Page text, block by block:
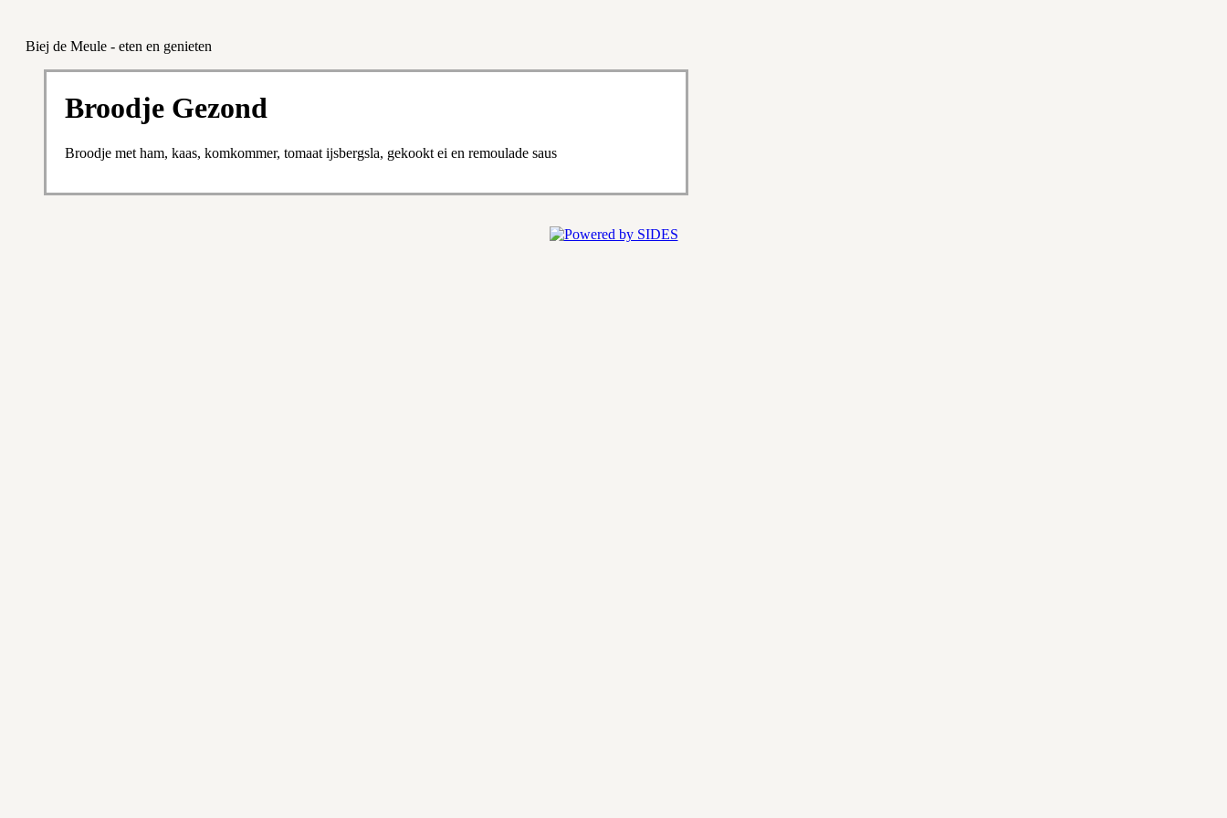
Biej de Meule - eten en genieten
Broodje Gezond
Broodje met ham, kaas, komkommer, tomaat ijsbergsla, gekookt ei en remoulade saus